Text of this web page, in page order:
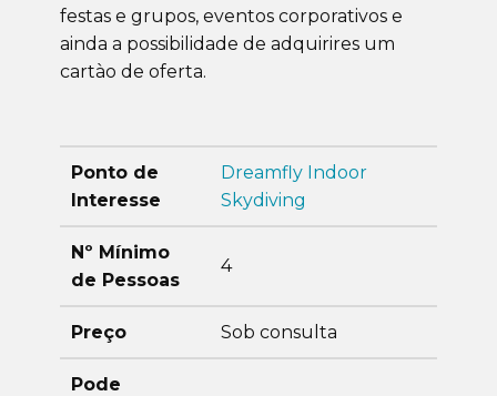
festas e grupos, eventos corporativos e
ainda a possibilidade de adquirires um
cartào de oferta.
Ponto de
Interesse
Dreamfly Indoor
Skydiving
Nº Mínimo
de Pessoas
4
Preço Sob consulta
Pode